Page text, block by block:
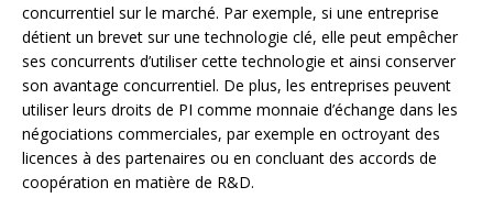
concurrentiel sur le marché. Par exemple, si une entreprise
détient un brevet sur une technologie clé, elle peut empêcher
ses concurrents d’utiliser cette technologie et ainsi conserver
son avantage concurrentiel. De plus, les entreprises peuvent
utiliser leurs droits de PI comme monnaie d’échange dans les
négociations commerciales, par exemple en octroyant des
licences à des partenaires ou en concluant des accords de
coopération en matière de R&D.